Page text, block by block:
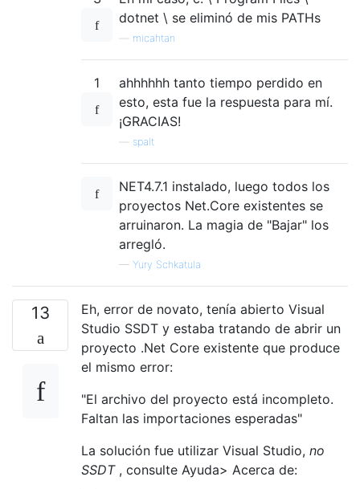
dotnet \ se eliminó de mis PATHs
micahtan
1
ahhhhhh tanto tiempo perdido en
esto, esta fue la respuesta para mí.
¡GRACIAS!
spalt
NET4.7.1 instalado, luego todos los
proyectos Net.Core existentes se
arruinaron. La magia de "Bajar" los
arregló.
— Yury Schkatula
13
Eh, error de novato, tenía abierto Visual
Studio SSDT y estaba tratando de abrir un
proyecto .Net Core existente que produce
el mismo error:
"El archivo del proyecto está incompleto.
Faltan las importaciones esperadas"
La solución fue utilizar Visual Studio, no
SSDT, consulte Ayuda> Acerca de: